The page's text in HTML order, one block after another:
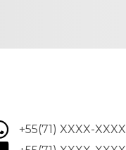
+55(71) XXXX-XXXX